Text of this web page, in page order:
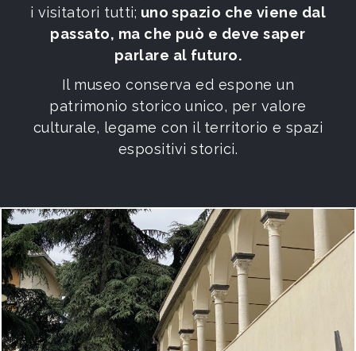
i visitatori tutti; uno spazio che viene dal
passato, ma che può e deve saper
parlare al futuro.
Il museo conserva ed espone un
patrimonio storico unico, per valore
culturale, legame con il territorio e spazi
espositivi storici.